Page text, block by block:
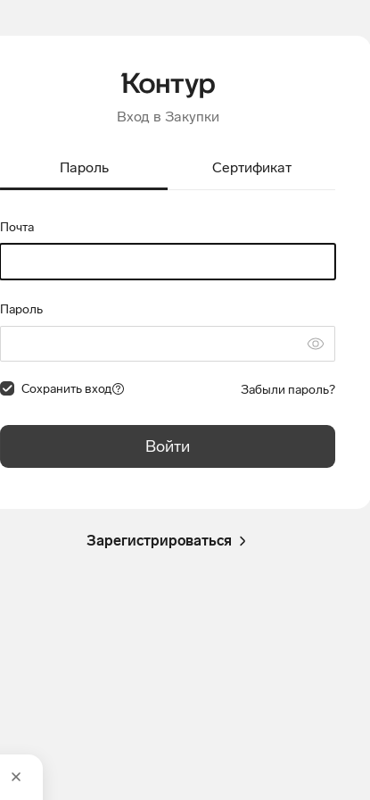
Вход в Закупки
Пароль Сертификат
Почта
Пароль
Сохранить вход Забыли пароль?
Войти
Зарегистрироваться